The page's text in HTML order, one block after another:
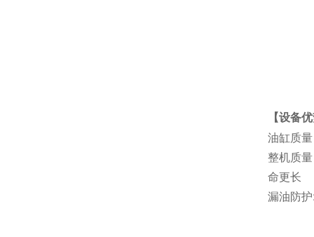
【设备
油缸质
整机质
命更长
漏油防